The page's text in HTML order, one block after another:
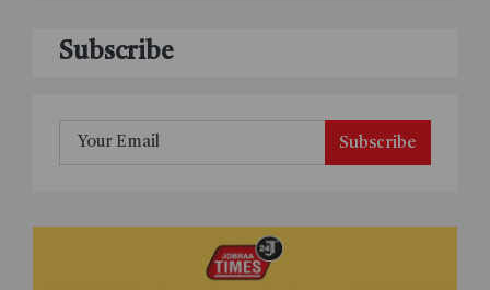
Subscribe
Subscribe